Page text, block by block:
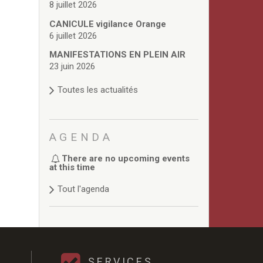
8 juillet 2026
CANICULE vigilance Orange
6 juillet 2026
MANIFESTATIONS EN PLEIN AIR
23 juin 2026
Toutes les actualités
AGENDA
There are no upcoming events
at this time
Tout l'agenda